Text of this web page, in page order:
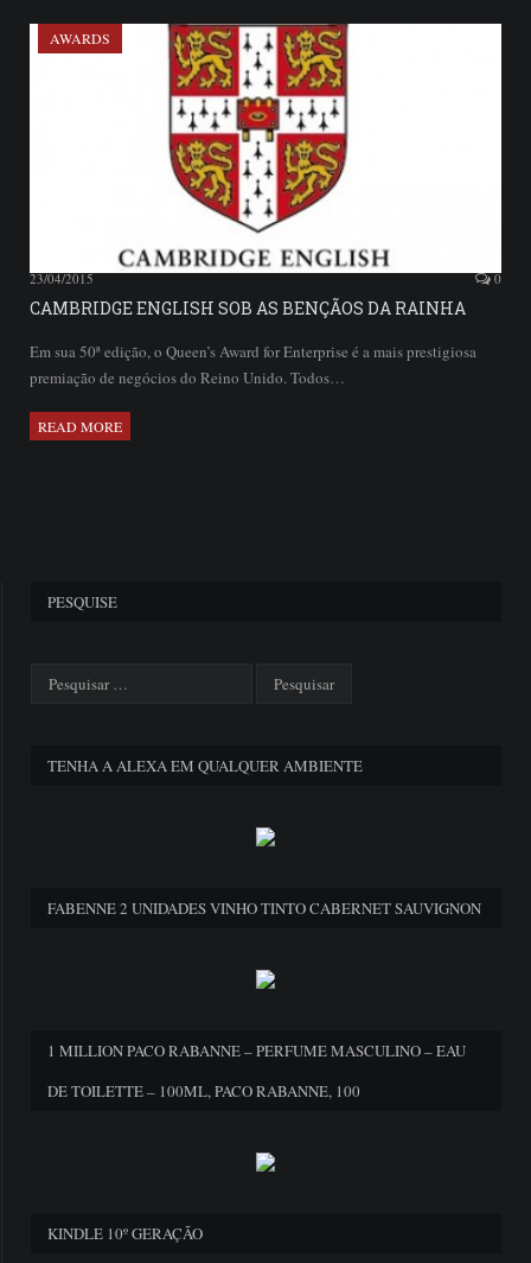
AWARDS
23/04/2015 0
CAMBRIDGE ENGLISH SOB AS BENÇÃOS DA RAINHA
Em sua 50ª edição, o Queen’s Award for Enterprise é a mais prestigiosa
premiação de negócios do Reino Unido. Todos…
READ MORE
PESQUISE
TENHA A ALEXA EM QUALQUER AMBIENTE
FABENNE 2 UNIDADES VINHO TINTO CABERNET SAUVIGNON
1 MILLION PACO RABANNE – PERFUME MASCULINO – EAU
DE TOILETTE – 100ML, PACO RABANNE, 100
KINDLE 10º GERAÇÃO